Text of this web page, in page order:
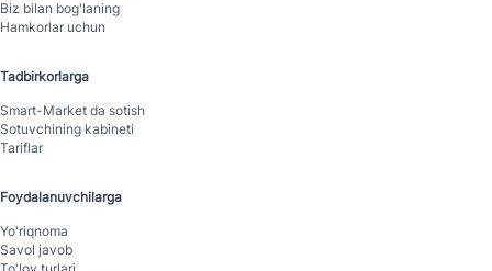
Biz bilan bog'laning
Hamkorlar uchun
Tadbirkorlarga
Smart-Mаrket da sotish
Sotuvchining kabineti
Tariflar
Foydalanuvchilarga
Yo'riqnoma
Savol javob